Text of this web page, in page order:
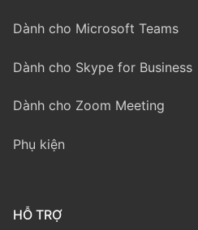
Dành cho Microsoft Teams
Dành cho Skype for Business
Dành cho Zoom Meeting
Phụ kiện
HỖ TRỢ